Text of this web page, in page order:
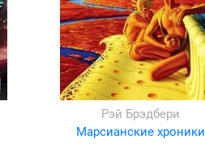
Рэй Брэдбери
Марсианские хроники